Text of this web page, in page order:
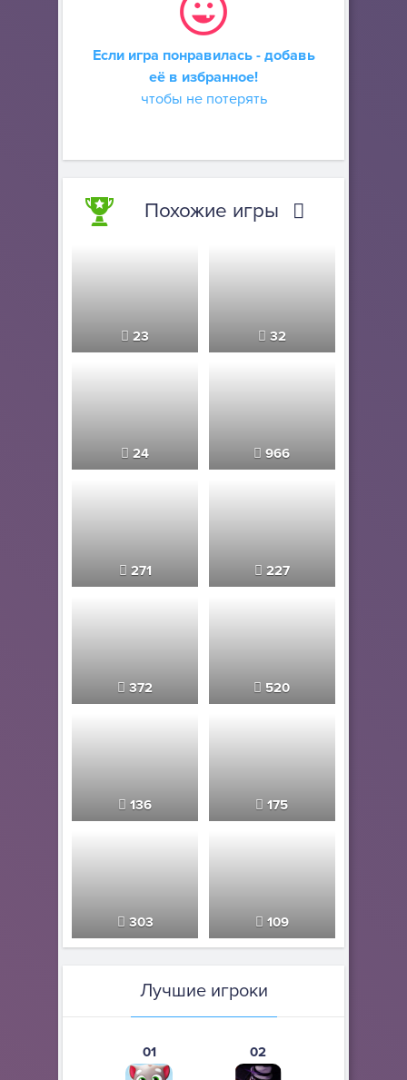
Если игра понравилась - добавь
её в избранное!
чтобы не потерять
Похожие игры
23 32
24 966
271 227
372 520
136 175
303 109
Лучшие игроки
01 02